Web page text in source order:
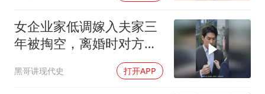
女企业家低调嫁入夫家三
年被掏空，离婚时对方才
黑哥讲现代史 打开APP